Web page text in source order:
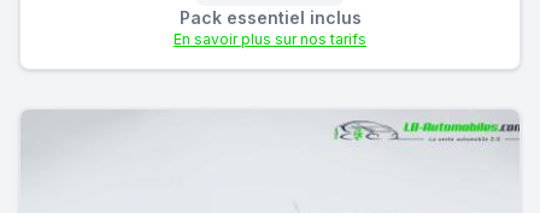
Pack essentiel inclus
En savoir plus sur nos tarifs